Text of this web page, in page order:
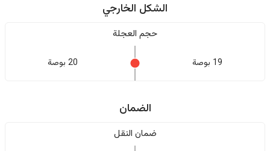
الشكل الخارجي
حجم العجلة
19 بوصة 20 بوصة
الضمان
ضمان النقل